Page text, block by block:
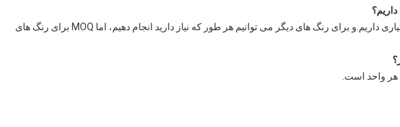
ما سه رنگ نارنجی، سیاه و سفید، اختیاری داریم.و برای رنگ های دیگر می توانیم هر طور که نیاز دارید انجام دهیم، اما MOQ برای رنگ های